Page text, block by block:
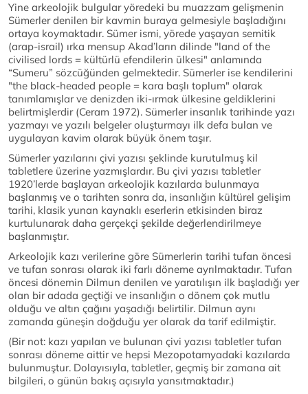
Yine arkeolojik bulgular yöredeki bu muazzam gelişmenin
Sümerler denilen bir kavmin buraya gelmesiyle başladığını
ortaya koymaktadır. Sümer ismi, yörede yaşayan semitik
(arap-israil) ırka mensup Akad’ların dilinde "land of the
civilised lords = kültürlü efendilerin ülkesi" anlamında
“Sumeru” sözcüğünden gelmektedir. Sümerler ise kendilerini
"the black-headed people = kara başlı toplum" olarak
tanımlamışlar ve denizden iki-ırmak ülkesine geldiklerini
belirtmişlerdir (Ceram 1972). Sümerler insanlık tarihinde yazı
yazmayı ve yazılı belgeler oluşturmayı ilk defa bulan ve
uygulayan kavim olarak büyük önem taşır.
Sümerler yazılarını çivi yazısı şeklinde kurutulmuş kil
tabletlere üzerine yazmışlardır. Bu çivi yazısı tabletler
1920’lerde başlayan arkeolojik kazılarda bulunmaya
başlanmış ve o tarihten sonra da, insanlığın kültürel gelişim
tarihi, klasik yunan kaynaklı eserlerin etkisinden biraz
kurtulunarak daha gerçekçi şekilde değerlendirilmeye
başlanmıştır.
Arkeolojik kazı verilerine göre Sümerlerin tarihi tufan öncesi
ve tufan sonrası olarak iki farlı döneme ayrılmaktadır. Tufan
öncesi dönemin Dilmun denilen ve yaratılışın ilk başladığı yer
olan bir adada geçtiği ve insanlığın o dönem çok mutlu
olduğu ve altın çağını yaşadığı belirtilir. Dilmun aynı
zamanda güneşin doğduğu yer olarak da tarif edilmiştir.
(Bir not: kazı yapılan ve bulunan çivi yazısı tabletler tufan
sonrası döneme aittir ve hepsi Mezopotamyadaki kazılarda
bulunmuştur. Dolayısıyla, tabletler, geçmiş bir zamana ait
bilgileri, o günün bakış açısıyla yansıtmaktadır.)